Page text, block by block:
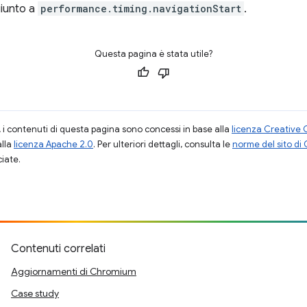
a performance.timing.navigationStart .
Questa pagina è stata utile?
contenuti di questa pagina sono concessi in base alla licenza Creative
licenza Apache 2.0. Per ulteriori dettagli, consulta lenorme del sito di
Contenuti correlati
Aggiornamenti di Chromium
Case study